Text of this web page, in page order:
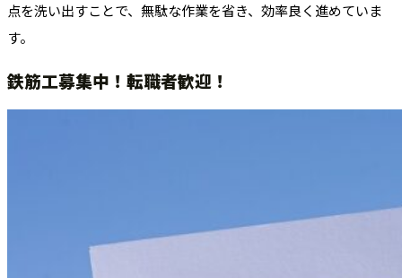
点を洗い出すことで、無駄な作業を省き、効率良く進めていま
す。
鉄筋工募集中！転職者歓迎！